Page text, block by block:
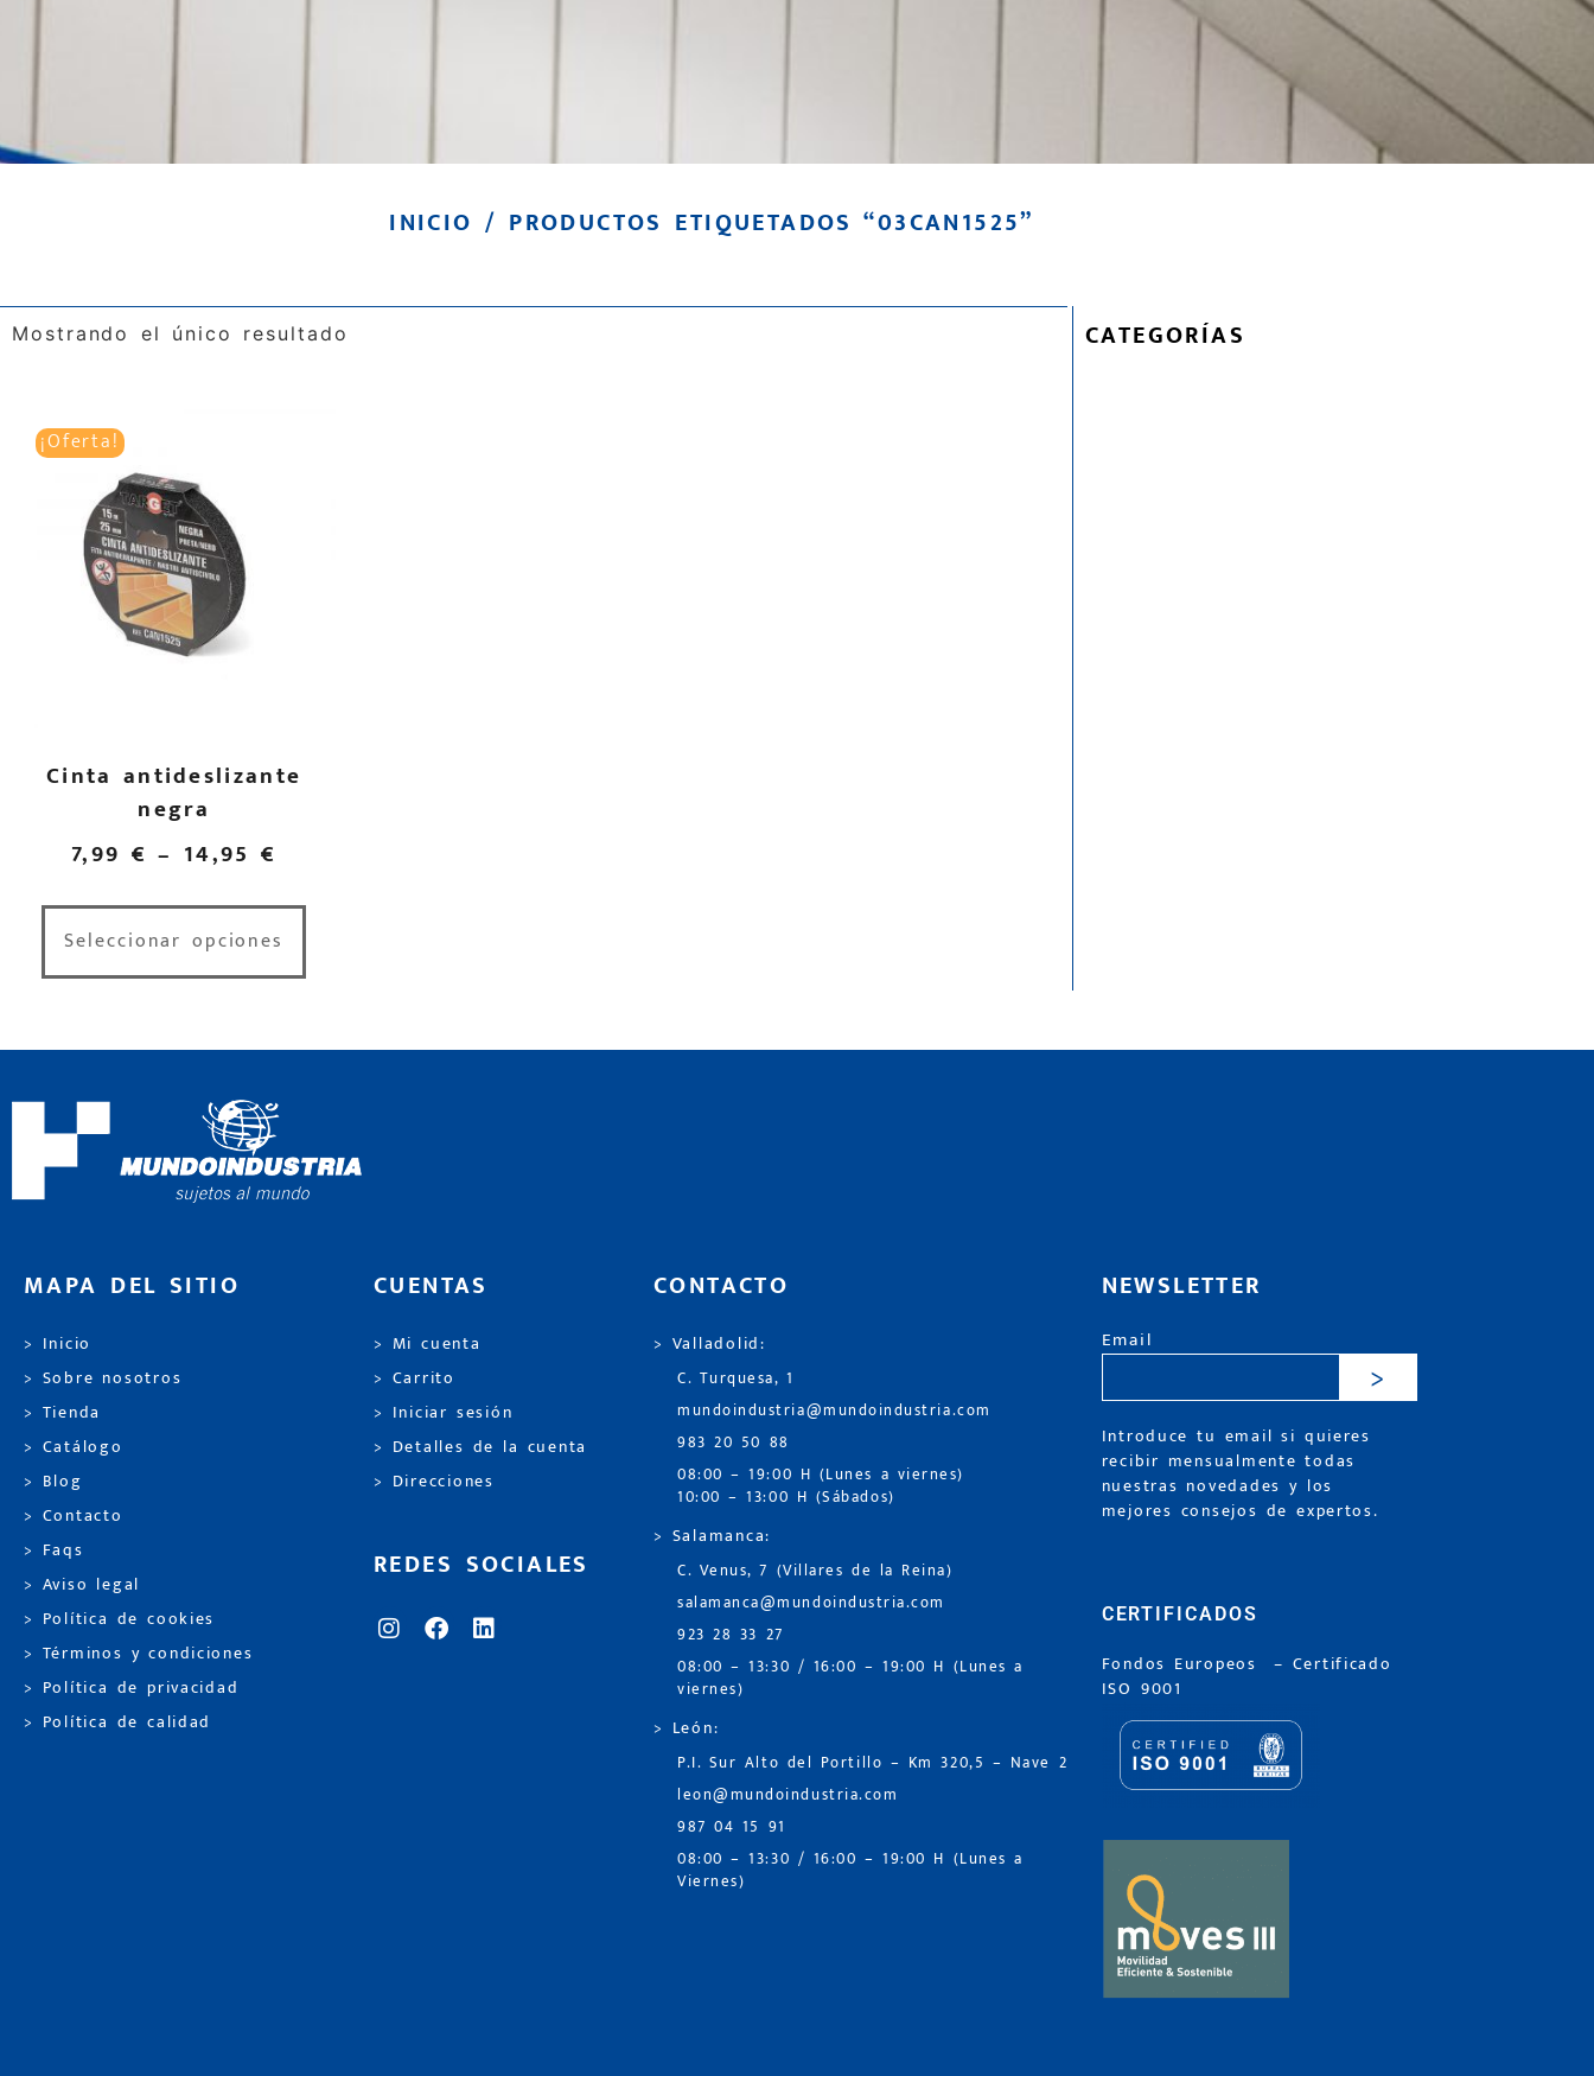
INICIO / PRODUCTOS ETIQUETADOS “03CAN1525”
Mostrando el único resultado
¡Oferta!
Cinta antideslizante
negra
7,99 € – 14,95 €
Seleccionar opciones
CATEGORÍAS
MAPA DEL SITIO
> Inicio
> Sobre nosotros
> Tienda
> Catálogo
> Blog
> Contacto
> Faqs
> Aviso legal
> Política de cookies
> Términos y condiciones
> Política de privacidad
> Política de calidad
CUENTAS
> Mi cuenta
> Carrito
> Iniciar sesión
> Detalles de la cuenta
> Direcciones
REDES SOCIALES
CONTACTO
> Valladolid:
C. Turquesa, 1
mundoindustria@mundoindustria.com
983 20 50 88
08:00 – 19:00 H (Lunes a viernes)
10:00 – 13:00 H (Sábados)
> Salamanca:
C. Venus, 7 (Villares de la Reina)
salamanca@mundoindustria.com
923 28 33 27
08:00 – 13:30 / 16:00 – 19:00 H (Lunes a
viernes)
> León:
P.I. Sur Alto del Portillo – Km 320,5 – Nave 2
leon@mundoindustria.com
987 04 15 91
08:00 – 13:30 / 16:00 – 19:00 H (Lunes a
Viernes)
NEWSLETTER
Email
>
Introduce tu email si quieres
recibir mensualmente todas
nuestras novedades y los
mejores consejos de expertos.
CERTIFICADOS
Fondos Europeos – Certificado
ISO 9001